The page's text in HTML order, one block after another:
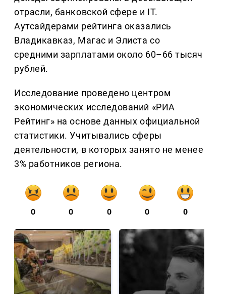
отрасли, банковской сфере и IT.
Аутсайдерами рейтинга оказались
Владикавказ, Магас и Элиста со
средними зарплатами около 60–66 тысяч
рублей.
Исследование проведено центром
экономических исследований «РИА
Рейтинг» на основе данных официальной
статистики. Учитывались сферы
деятельности, в которых занято не менее
3% работников региона.
0 0 0 0 0